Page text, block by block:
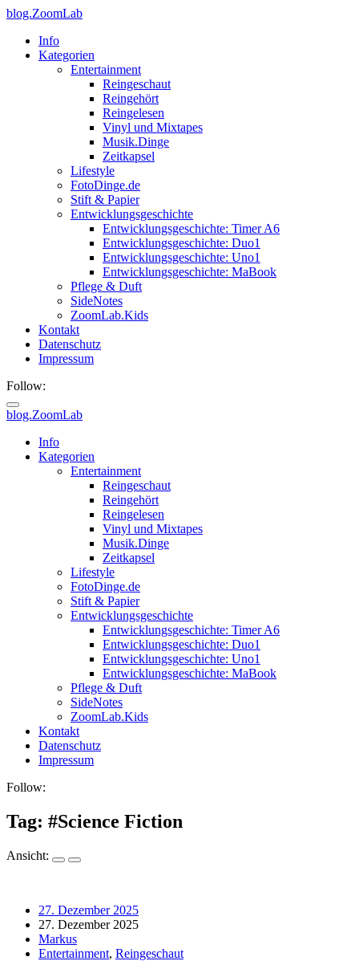
blog.ZoomLab
Info
Kategorien
Entertainment
Reingeschaut
Reingehört
Reingelesen
Vinyl und Mixtapes
Musik.Dinge
Zeitkapsel
Lifestyle
FotoDinge.de
Stift & Papier
Entwicklungsgeschichte
Entwicklungsgeschichte: Timer A6
Entwicklungsgeschichte: Duo1
Entwicklungsgeschichte: Uno1
Entwicklungsgeschichte: MaBook
Pflege & Duft
SideNotes
ZoomLab.Kids
Kontakt
Datenschutz
Impressum
Follow:
blog.ZoomLab
ZoomLab
Info
Kategorien
Entertainment
Reingeschaut
Reingehört
Reingelesen
Vinyl und Mixtapes
Musik.Dinge
Zeitkapsel
Lifestyle
FotoDinge.de
Stift & Papier
Entwicklungsgeschichte
Entwicklungsgeschichte: Timer A6
Entwicklungsgeschichte: Duo1
Entwicklungsgeschichte: Uno1
Entwicklungsgeschichte: MaBook
Pflege & Duft
SideNotes
ZoomLab.Kids
Kontakt
Datenschutz
Impressum
Follow:
Tag: #Science Fiction
Ansicht:
27. Dezember 2025
27. Dezember 2025
Markus
Entertainment, Reingeschaut